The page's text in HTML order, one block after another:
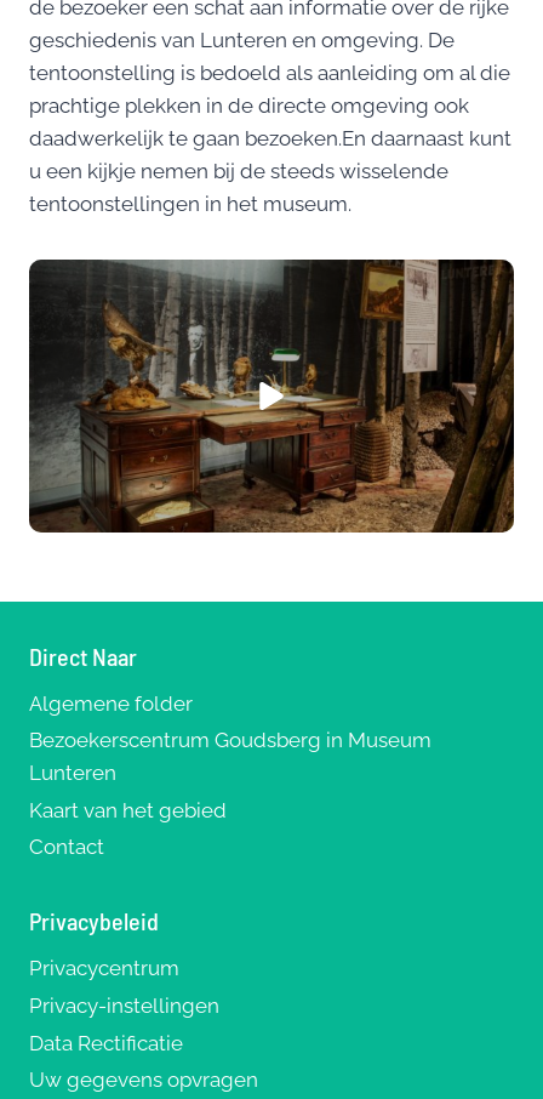
de bezoeker een schat aan informatie over de rijke
geschiedenis van Lunteren en omgeving. De
tentoonstelling is bedoeld als aanleiding om al die
prachtige plekken in de directe omgeving ook
daadwerkelijk te gaan bezoeken.En daarnaast kunt
u een kijkje nemen bij de steeds wisselende
tentoonstellingen in het museum.
Direct Naar
Algemene folder
Bezoekerscentrum Goudsberg in Museum
Lunteren
Kaart van het gebied
Contact
Privacybeleid
Privacycentrum
Privacy-instellingen
Data Rectificatie
Uw gegevens opvragen